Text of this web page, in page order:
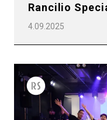
Rancilio
4.09.2025